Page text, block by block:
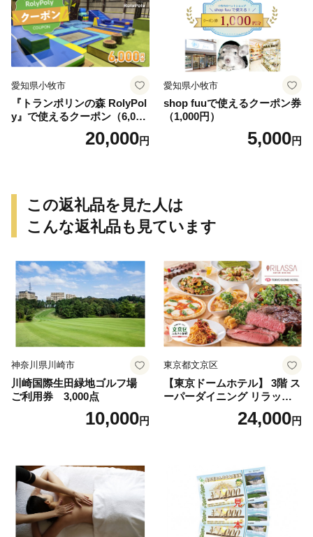
愛知県小牧市
『トランポリンの森 RolyPol
y』で使えるクーポン（6,000
20,000円
愛知県小牧市
shop fuuで使えるクーポン券
（1,000円）
5,000円
この返礼品を見た人は
こんな返礼品も見ています
神奈川県川崎市
川崎国際生田緑地ゴルフ場
ご利用券 3,000点
10,000円
東京都文京区
【東京ドームホテル】 3階 ス
ーパーダイニング リラッサ
ランチブッフェ お食事券 大
人1名様分 関東 東京 ご利用
24,000円